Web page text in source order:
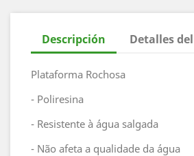
Descripción Detalles
Plataforma Rochosa
- Poliresina
- Resistente à água salgada
- Não afeta a qualidade da água